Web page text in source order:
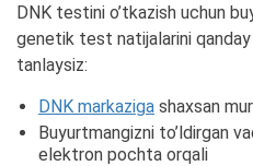
DNK testini o’tkazish uchun
genetik test natijalarini qanday
tanlaysiz:
DNK markaziga shaxsan
Buyurtmangizni to’ldirgan
elektron pochta orqali